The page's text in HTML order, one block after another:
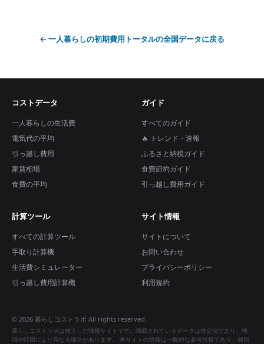
← 一人暮らしの初期費用トータルの全国データに戻る
コストデータ
一人暮らしの生活費
電気代の平均
引っ越し費用
家賃相場
食費の平均
ガイド
すべてのガイド
🔥 トレンド・速報
ふるさと納税ガイド
食費節約ガイド
引っ越し費用ガイド
計算ツール
すべての計算ツール
手取り計算機
生活費シミュレーター
引っ越し費用計算機
サイト情報
サイトについて
お問い合わせ
プライバシーポリシー
利用規約
© 2026 暮らしコストラボ All rights reserved.
暮らしコストラボは独立した情報サイトです。掲載されているデータは推定値であり、地
域や時期により異なる場合があります。 本サイトの情報は一般的な参考情報であり、個別